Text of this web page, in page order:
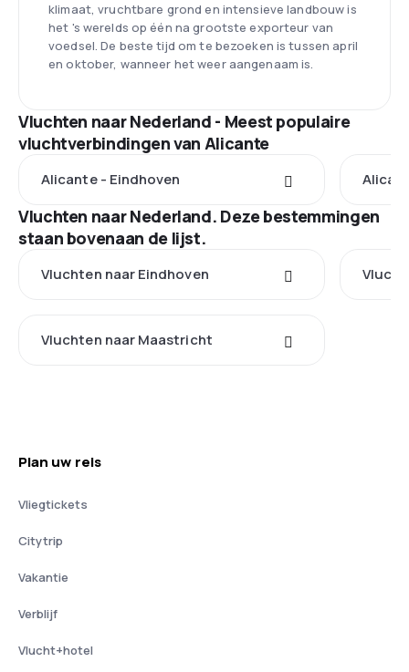
klimaat, vruchtbare grond en intensieve landbouw is
het 's werelds op één na grootste exporteur van
voedsel. De beste tijd om te bezoeken is tussen april
en oktober, wanneer het weer aangenaam is.
Vluchten naar Nederland - Meest populaire
vluchtverbindingen van Alicante
Alicante - Eindhoven
Vluchten naar Nederland. Deze bestemmingen
staan bovenaan de lijst.
Vluchten naar Eindhoven
Vluchten naar Maastricht
Plan uw reis
Vliegtickets
Citytrip
Vakantie
Verblijf
Vlucht+hotel